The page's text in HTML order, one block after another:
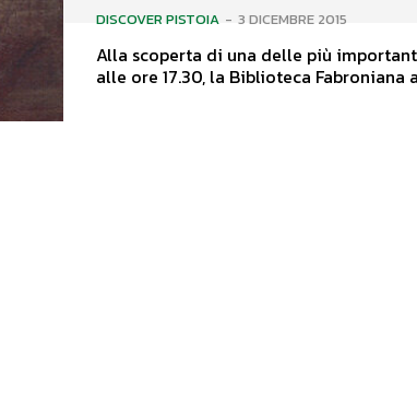
DISCOVER PISTOIA - 3 DICEMBRE 2015
Alla scoperta di una delle più importanti famiglie
alle ore 17.30, la Biblioteca Fabroniana